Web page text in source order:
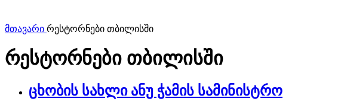
მთავარი რესტორნები თბილისში
რესტორნები თბილისში
ცხობის სახლი ანუ ჭამის სამინისტრო